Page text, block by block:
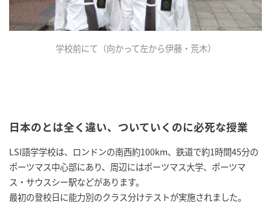
学校前にて（向かって左から伊藤・荒木）
日本のとは全く違い、ついていくのに必死な授業
LSI語学学校は、ロンドンの南西約100km、鉄道で約1時間45分の
ポーツマス中心部にあり、周辺にはポーツマス大学、ポーツマ
ス・サウスシー駅などがあります。
最初の登校日に能力別のクラス分けテストが実施されました。